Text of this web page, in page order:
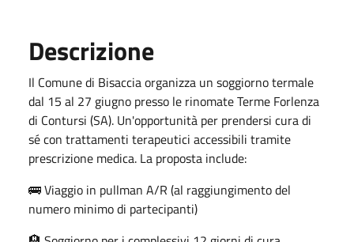
Descrizione
Il Comune di Bisaccia organizza un soggiorno termale
dal 15 al 27 giugno presso le rinomate Terme Forlenza
di Contursi (SA). Un'opportunità per prendersi cura di
sé con trattamenti terapeutici accessibili tramite
prescrizione medica. La proposta include:
🚌 Viaggio in pullman A/R (al raggiungimento del
numero minimo di partecipanti)